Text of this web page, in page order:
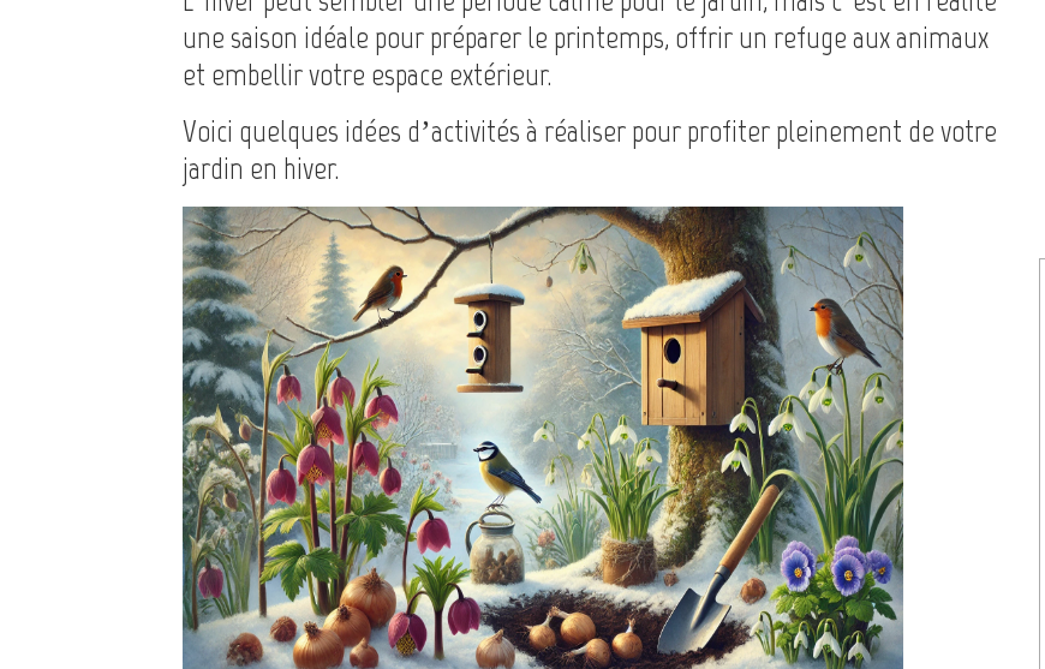
une saison idéale pour préparer le printemps, offrir un refuge aux animaux
et embellir votre espace extérieur.
Voici quelques idées d’activités à réaliser pour profiter pleinement de votre
jardin en hiver.